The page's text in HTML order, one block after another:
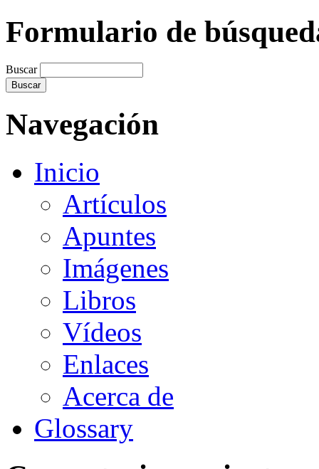
Formulario de
Buscar
Navegación
Inicio
Artículos
Apuntes
Imágenes
Libros
Vídeos
Enlaces
Acerca de
Glossary